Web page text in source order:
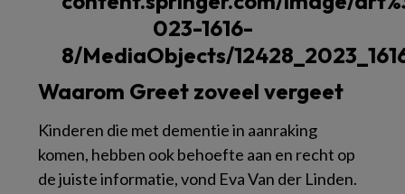
Waarom Greet zoveel vergeet
Kinderen die met dementie in aanraking
komen, hebben ook behoefte aan en recht op
de juiste informatie, vond Eva Van der Linden.